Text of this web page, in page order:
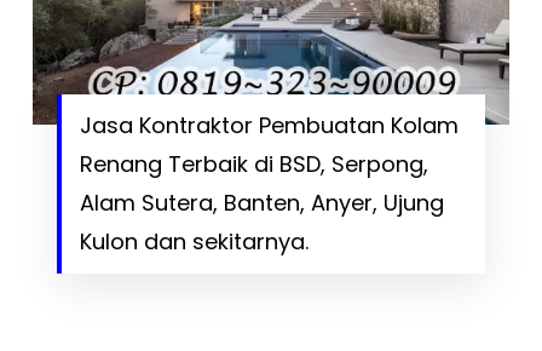
Jasa Kontraktor Pembuatan Kolam
Renang Terbaik di BSD, Serpong,
Alam Sutera, Banten, Anyer, Ujung
Kulon dan sekitarnya.